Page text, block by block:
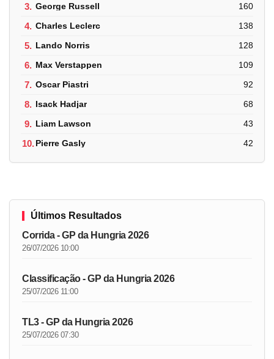
3. George Russell 160
4. Charles Leclerc 138
5. Lando Norris 128
6. Max Verstappen 109
7. Oscar Piastri 92
8. Isack Hadjar 68
9. Liam Lawson 43
10.Pierre Gasly 42
Últimos Resultados
Corrida - GP da Hungria 2026
26/07/2026 10:00
Classificação - GP da Hungria 2026
25/07/2026 11:00
TL3 - GP da Hungria 2026
25/07/2026 07:30